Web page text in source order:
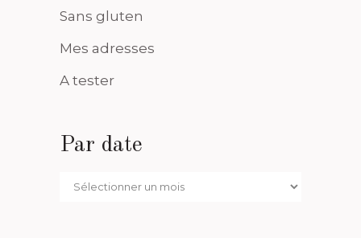
Sans gluten
Mes adresses
A tester
Par date
Par